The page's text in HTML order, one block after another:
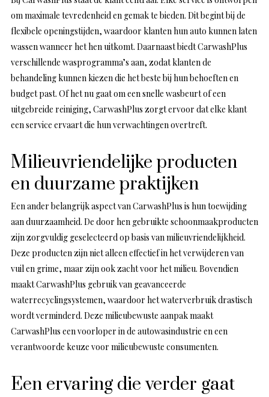
om maximale tevredenheid en gemak te bieden. Dit begint bij de
flexibele openingstijden, waardoor klanten hun auto kunnen laten
wassen wanneer het hen uitkomt. Daarnaast biedt CarwashPlus
verschillende wasprogramma’s aan, zodat klanten de
behandeling kunnen kiezen die het beste bij hun behoeften en
budget past. Of het nu gaat om een snelle wasbeurt of een
uitgebreide reiniging, CarwashPlus zorgt ervoor dat elke klant
een service ervaart die hun verwachtingen overtreft.
Milieuvriendelijke producten
en duurzame praktijken
Een ander belangrijk aspect van CarwashPlus is hun toewijding
aan duurzaamheid. De door hen gebruikte schoonmaakproducten
zijn zorgvuldig geselecteerd op basis van milieuvriendelijkheid.
Deze producten zijn niet alleen effectief in het verwijderen van
vuil en grime, maar zijn ook zacht voor het milieu. Bovendien
maakt CarwashPlus gebruik van geavanceerde
waterrecyclingsystemen, waardoor het waterverbruik drastisch
wordt verminderd. Deze milieubewuste aanpak maakt
CarwashPlus een voorloper in de autowasindustrie en een
verantwoorde keuze voor milieubewuste consumenten.
Een ervaring die verder gaat